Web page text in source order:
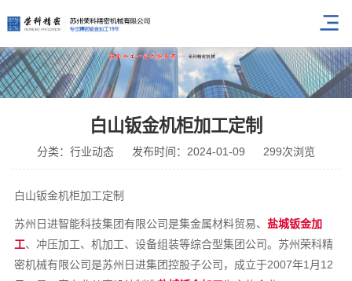
白山钣金机柜加工定制
分类：行业动态 发布时间：2024-01-09 299次浏览
白山钣金机柜加工定制
苏州日进智能科技集团有限公司是集金属材料贸易、盐城钣金加
工、冲压加工、机加工、设备组装等综合型集团公司。苏州荣科精
密机械有限公司是苏州日进集团控股子公司，成立于2007年1月12